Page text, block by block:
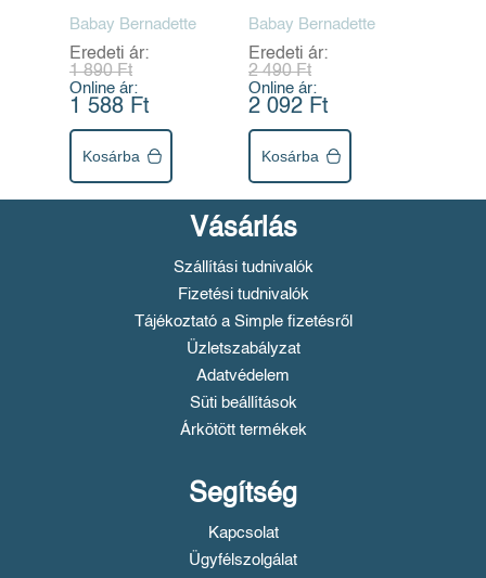
Babay Bernadette
Eredeti ár:
1 890 Ft
Online ár:
1 588 Ft
Kosárba
Babay Bernadette
Eredeti ár:
2 490 Ft
Online ár:
2 092 Ft
Kosárba
Vásárlás
Szállítási tudnivalók
Fizetési tudnivalók
Tájékoztató a Simple fizetésről
Üzletszabályzat
Adatvédelem
Süti beállítások
Árkötött termékek
Segítség
Kapcsolat
Ügyfélszolgálat